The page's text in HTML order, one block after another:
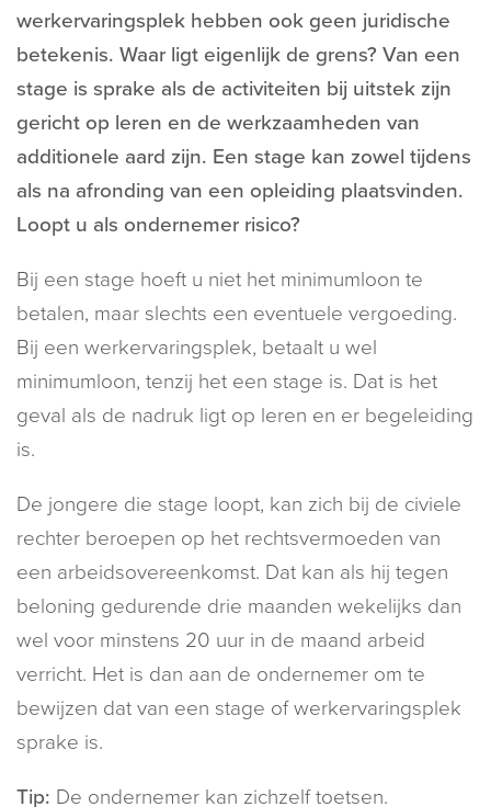
werkervaringsplek hebben ook geen juridische
betekenis. Waar ligt eigenlijk de grens? Van een
stage is sprake als de activiteiten bij uitstek zijn
gericht op leren en de werkzaamheden van
additionele aard zijn. Een stage kan zowel tijdens
als na afronding van een opleiding plaatsvinden.
Loopt u als ondernemer risico?
Bij een stage hoeft u niet het minimumloon te
betalen, maar slechts een eventuele vergoeding.
Bij een werkervaringsplek, betaalt u wel
minimumloon, tenzij het een stage is. Dat is het
geval als de nadruk ligt op leren en er begeleiding
is.
De jongere die stage loopt, kan zich bij de civiele
rechter beroepen op het rechtsvermoeden van
een arbeidsovereenkomst. Dat kan als hij tegen
beloning gedurende drie maanden wekelijks dan
wel voor minstens 20 uur in de maand arbeid
verricht. Het is dan aan de ondernemer om te
bewijzen dat van een stage of werkervaringsplek
sprake is.
Tip: De ondernemer kan zichzelf toetsen.